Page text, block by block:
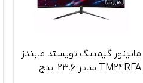
مانیتور گیمینگ تویستد مایندز
TM24RFA سایز 23.6 اینچ